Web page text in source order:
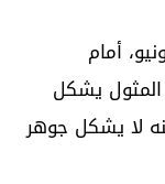
أمام
المثول يشكل
لا يشكل جوهر